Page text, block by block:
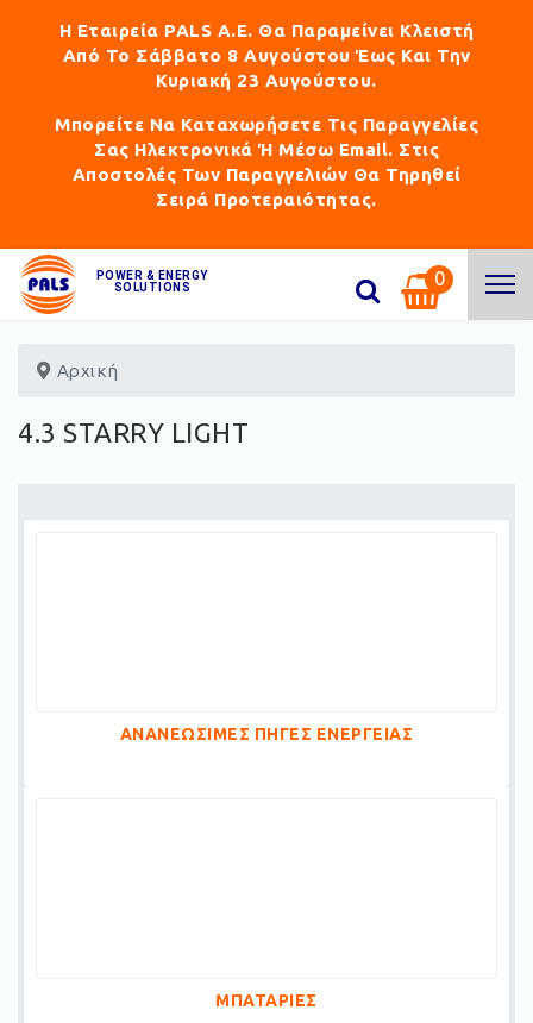
Η Εταιρεία PALS Α.Ε. Θα Παραμείνει Κλειστή
Από Το Σάββατο 8 Αυγούστου Έως Και Την
Κυριακή 23 Αυγούστου.
Μπορείτε Να Καταχωρήσετε Τις Παραγγελίες
Σας Ηλεκτρονικά Ή Μέσω Email. Στις
Αποστολές Των Παραγγελιών Θα Τηρηθεί
Σειρά Προτεραιότητας.
POWER & ENERGY
SOLUTIONS
0
Αρχική
4.3 STARRY LIGHT
ΑΝΑΝΕΩΣΙΜΕΣ ΠΗΓΕΣ ΕΝΕΡΓΕΙΑΣ
ΜΠΑΤΑΡΙΕΣ